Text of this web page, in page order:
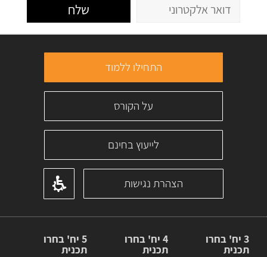
שלח
התחילו ללמוד
על הקורס
לייעוץ בחינם
הצהרת נגישות
3 יח' בחרו
תכנית
4 יח' בחרו
תכנית
5 יח' בחרו
תכנית